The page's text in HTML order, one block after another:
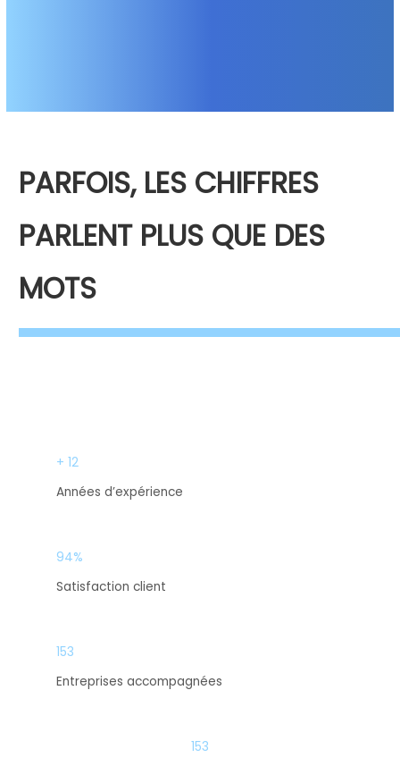
PARFOIS, LES CHIFFRES
PARLENT PLUS QUE DES
MOTS
+ 12
Années d’expérience
94%
Satisfaction client
153
Entreprises accompagnées
153